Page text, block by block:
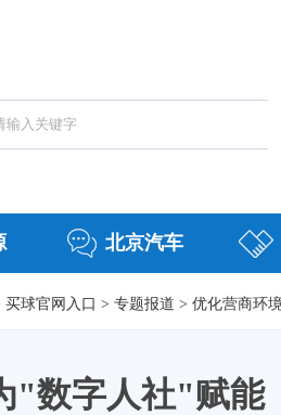
北京汽车
买球官网入口 > 专题报道 > 优化营商环
"数字人社"赋能